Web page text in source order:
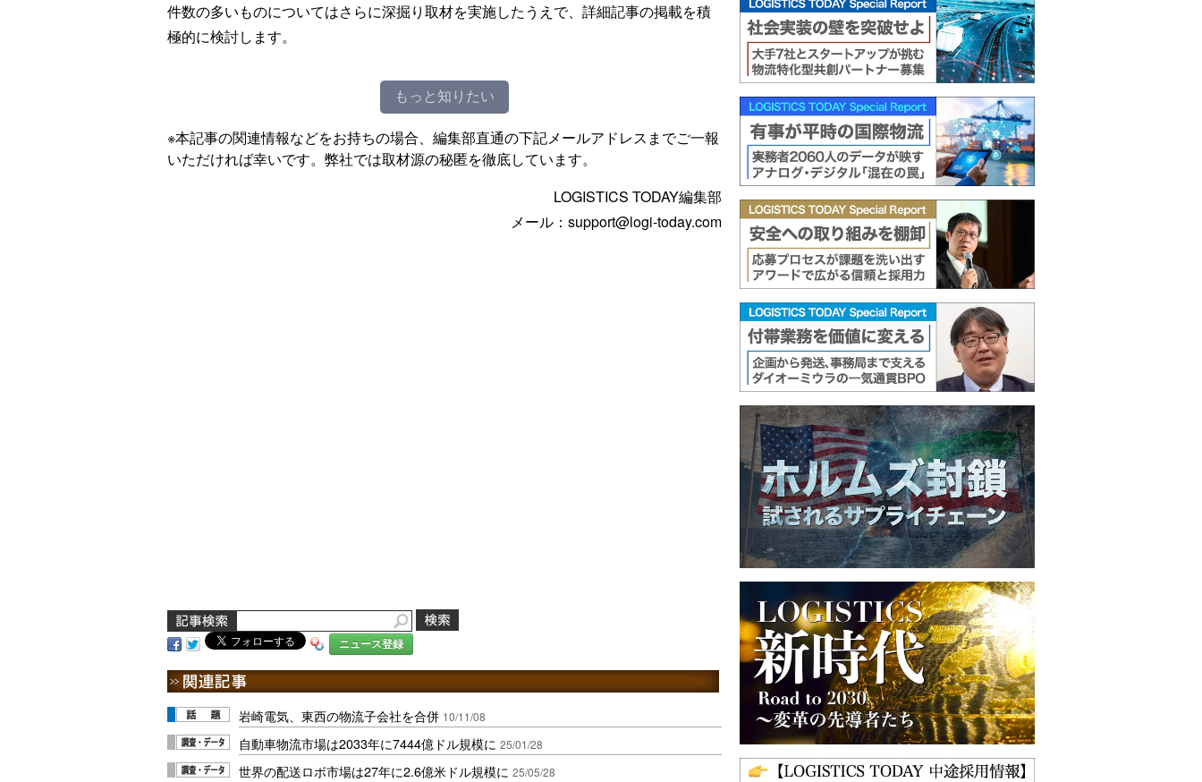
件数の多いものについてはさらに深掘り取材を実施したうえで、詳細記事の掲載を積
極的に検討します。
もっと知りたい
※本記事の関連情報などをお持ちの場合、編集部直通の下記メールアドレスまでご一報
いただければ幸いです。弊社では取材源の秘匿を徹底しています。
LOGISTICS TODAY編集部
メール：support@logi-today.com
ニュース登録
岩崎電気、東西の物流子会社を合併 10/11/08
自動車物流市場は2033年に7444億ドル規模に 25/01/28
世界の配送ロボ市場は27年に2.6億米ドル規模に 25/05/28